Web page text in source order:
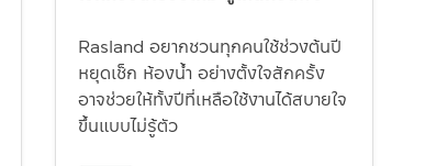
Rasland อยากชวนทุกคนใช้ช่วงต้นปี
หยุดเช็ก ห้องน้ำ อย่างตั้งใจสักครั้ง
อาจช่วยให้ทั้งปีที่เหลือใช้งานได้สบายใจ
ขึ้นแบบไม่รู้ตัว